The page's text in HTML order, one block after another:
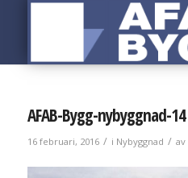
AFAB-Bygg-nybyggnad-14
16 februari, 2016 / i Nybyggnad / av